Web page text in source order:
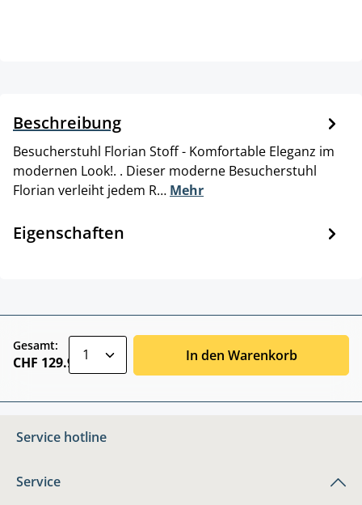
Beschreibung
Besucherstuhl Florian Stoff - Komfortable Eleganz im
modernen Look!. . Dieser moderne Besucherstuhl
Florian verleiht jedem R… Mehr
Eigenschaften
Gesamt:
CHF 129.90 In den Warenkorb
Service hotline
Service